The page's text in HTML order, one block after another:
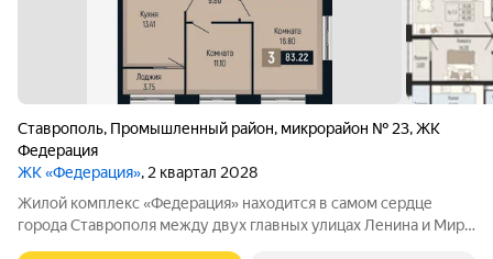
Ставрополь, Промышленный район, микрорайон № 23,ЖК
Федерация
ЖК «Федерация», 2 квартал 2028
Жилой комплекс «Федерация» находится в самом сердце
города Ставрополя между двух главных улицах Ленина и Мира,